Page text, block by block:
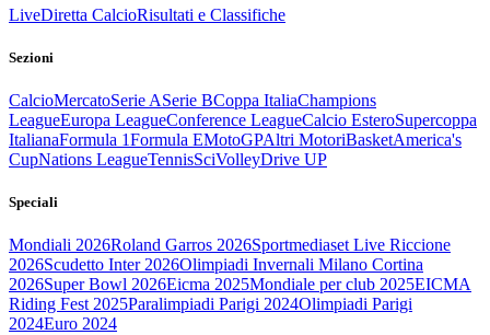
LiveDiretta CalcioRisultati e Classifiche
Sezioni
CalcioMercatoSerie ASerie BCoppa ItaliaChampions
LeagueEuropa LeagueConference LeagueCalcio EsteroSupercoppa
ItalianaFormula 1Formula EMotoGPAltri MotoriBasketAmerica's
CupNations LeagueTennisSciVolleyDrive UP
Speciali
Mondiali 2026Roland Garros 2026Sportmediaset Live Riccione
2026Scudetto Inter 2026Olimpiadi Invernali Milano Cortina
2026Super Bowl 2026Eicma 2025Mondiale per club 2025EICMA
Riding Fest 2025Paralimpiadi Parigi 2024Olimpiadi Parigi
2024Euro 2024